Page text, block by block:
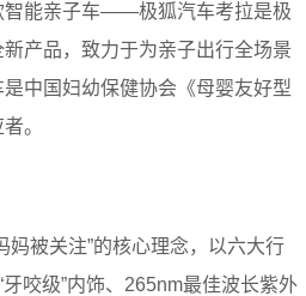
智能亲子车——极狐汽车考拉是极
产品，致力于为亲子出行全场景
中国妇幼保健协会《母婴友好型
。
妈被关注”的核心理念，以六大行
牙咬级”内饰、265nm最佳波长紫外